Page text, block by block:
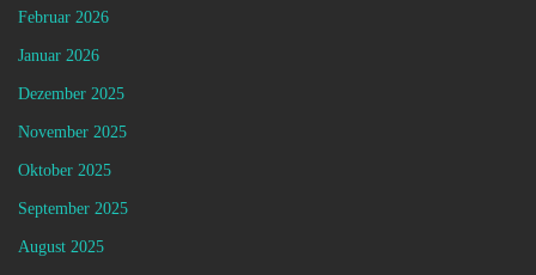
Februar 2026
Januar 2026
Dezember 2025
November 2025
Oktober 2025
September 2025
August 2025